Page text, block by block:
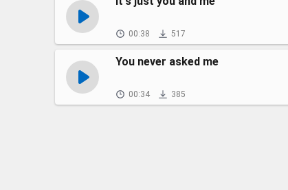
00:38 517
You never asked me
00:34 385